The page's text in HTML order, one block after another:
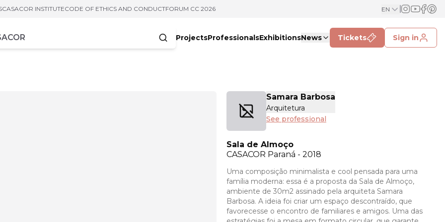
CASACOR INSTITUTECODE OF ETHICS AND CONDUCTFORUM CC 2026 EN
ProjectsProfessionalsExhibitionsNews Tickets Sign in
Samara Barbosa
Arquitetura
See professional
Sala de Almoço
CASACOR Paraná - 2018
Uma composição minimalista e cool pensada para uma
família moderna: essa é a proposta da Sala de Almoço,
ambiente de 30m2 assinado pela arquiteta Samara
Barbosa. A ideia foi criar um espaço descontraído, que
favorecesse o encontro de familiares e amigos. Uma das